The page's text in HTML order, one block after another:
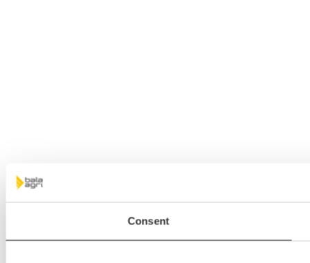
Consent